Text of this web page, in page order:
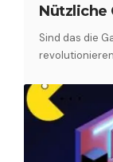
Nützliche
Sind das die